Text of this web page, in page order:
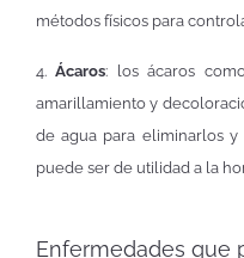
métodos físicos para
4.Ácaros: los ácaros
amarillamiento y
de agua para eliminarlos
puede ser de utilidad a la
Enfermedades que